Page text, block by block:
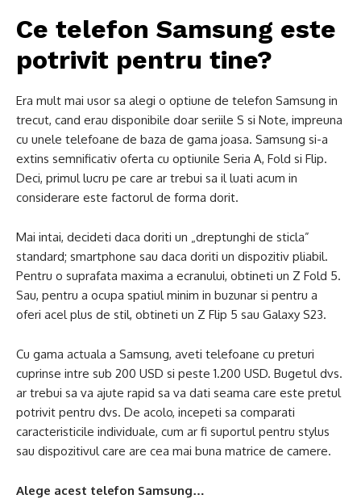
Ce telefon Samsung este
potrivit pentru tine?
Era mult mai usor sa alegi o optiune de telefon Samsung in
trecut, cand erau disponibile doar seriile S si Note, impreuna
cu unele telefoane de baza de gama joasa. Samsung si-a
extins semnificativ oferta cu optiunile Seria A, Fold si Flip.
Deci, primul lucru pe care ar trebui sa il luati acum in
considerare este factorul de forma dorit.
Mai intai, decideti daca doriti un „dreptunghi de sticla”
standard; smartphone sau daca doriti un dispozitiv pliabil.
Pentru o suprafata maxima a ecranului, obtineti un Z Fold 5.
Sau, pentru a ocupa spatiul minim in buzunar si pentru a
oferi acel plus de stil, obtineti un Z Flip 5 sau Galaxy S23.
Cu gama actuala a Samsung, aveti telefoane cu preturi
cuprinse intre sub 200 USD si peste 1.200 USD. Bugetul dvs.
ar trebui sa va ajute rapid sa va dati seama care este pretul
potrivit pentru dvs. De acolo, incepeti sa comparati
caracteristicile individuale, cum ar fi suportul pentru stylus
sau dispozitivul care are cea mai buna matrice de camere.
Alege acest telefon Samsung…